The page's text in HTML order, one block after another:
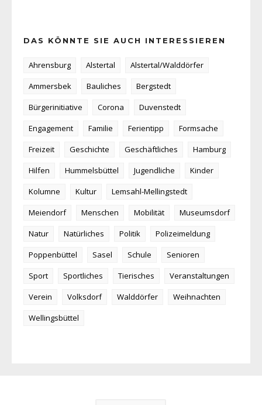
DAS KÖNNTE SIE AUCH INTERESSIEREN
Ahrensburg Alstertal
Alstertal/Walddörfer
Ammersbek
Bauliches
Bergstedt
Bürgerinitiative
Corona
Duvenstedt
Engagement
Familie Ferientipp
Formsache
Freizeit
Geschichte Geschäftliches
Hamburg
Hilfen
Hummelsbüttel Jugendliche
Kinder
Kolumne
Kultur
Lemsahl-Mellingstedt
Meiendorf
Menschen Mobilität
Museumsdorf
Natur
Natürliches Politik
Polizeimeldung
Poppenbüttel
Sasel Schule
Senioren
Sport
Sportliches Tierisches
Veranstaltungen
Verein
Volksdorf Walddörfer
Weihnachten
Wellingsbüttel